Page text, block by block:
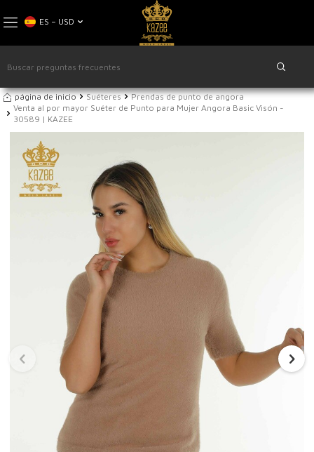
ES − USD
página de inicio Suéteres
Prendas de punto de angora
Venta al por mayor Suéter de Punto para Mujer Angora Basic Visón -
30589 | KAZEE